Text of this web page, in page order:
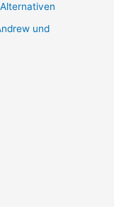
und